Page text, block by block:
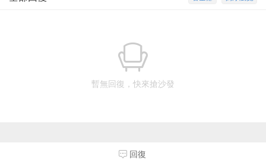
暫無回復，快來搶沙發
回復